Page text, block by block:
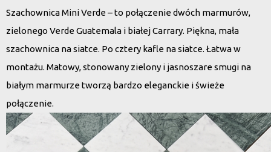
Szachownica Mini Verde – to połączenie dwóch marmurów,
zielonego Verde Guatemala i białej Carrary. Piękna, mała
szachownica na siatce. Po cztery kafle na siatce. Łatwa w
montażu. Matowy, stonowany zielony i jasnoszare smugi na
białym marmurze tworzą bardzo eleganckie i świeże
połączenie.